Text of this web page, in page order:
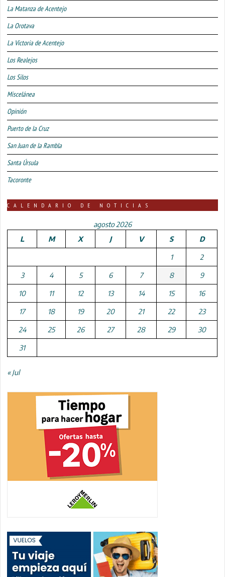
La Matanza de Acentejo
La Orotava
La Victoria de Acentejo
Los Realejos
Los Silos
Miscelánea
Opinión
Puerto de la Cruz
San Juan de la Rambla
Santa Úrsula
Tacoronte
CALENDARIO DE NOTICIAS
agosto 2026
L
M X J V S D
1 2
3 4 5 6 7 8 9
10 11 12 13 14 15 16
17 18 19 20 21 22 23
24 25 26 27 28 29 30
31
« Jul